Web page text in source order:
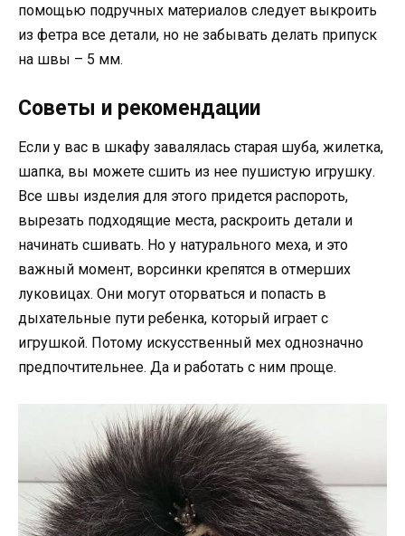
помощью подручных материалов следует выкроить
из фетра все детали, но не забывать делать припуск
на швы – 5 мм.
Советы и рекомендации
Если у вас в шкафу завалялась старая шуба, жилетка,
шапка, вы можете сшить из нее пушистую игрушку.
Все швы изделия для этого придется распороть,
вырезать подходящие места, раскроить детали и
начинать сшивать. Но у натурального меха, и это
важный момент, ворсинки крепятся в отмерших
луковицах. Они могут оторваться и попасть в
дыхательные пути ребенка, который играет с
игрушкой. Потому искусственный мех однозначно
предпочтительнее. Да и работать с ним проще.